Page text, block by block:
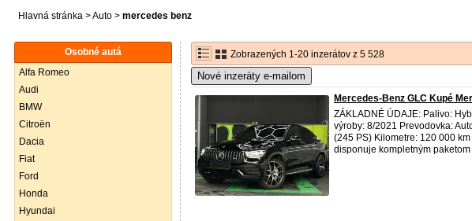
Hlavná stránka >Auto > mercedes benz
Osobné autá
Alfa Romeo
Audi
BMW
Citroën
Dacia
Fiat
Ford
Honda
Hyundai
Zobrazených 1-20 inzerátov z 5 528
Nové inzeráty e-mailom
Mercedes-Benz GLC Kupé
ZÁKLADNÉ ÚDAJE: Palivo:
výroby: 8/2021 Prevodovka:
(245 PS) Kilometre: 120 000
disponuje kompletným